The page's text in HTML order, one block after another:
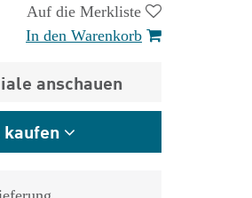
Auf die Merkliste
In den Warenkorb
anschauen